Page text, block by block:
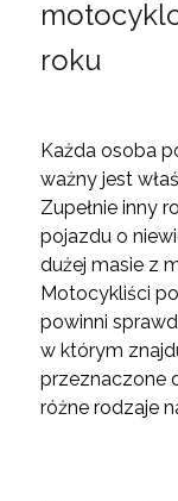
roku
Każda osoba
ważny jest
Zupełnie inny
pojazdu o
dużej masie z
Motocykliści
powinni
w którym
przeznaczone
różne rodzaje